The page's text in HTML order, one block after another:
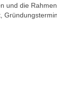
die